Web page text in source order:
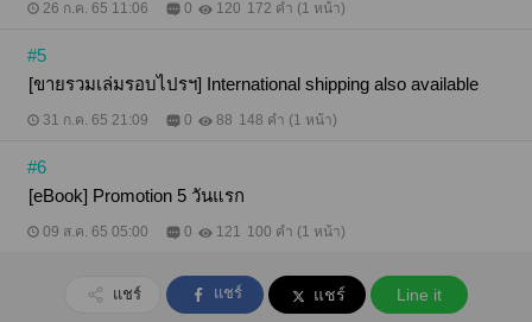
26 ก.ค. 65 11:06 0 120 172 คำ (1 หน้า)
#5
[ขายรวมเล่มรอบไปรฯ] International shipping also available
31 ก.ค. 65 21:09 0 88 148 คำ (1 หน้า)
#6
[eBook] Promotion 5 วันแรก
09 ส.ค. 65 05:00 0 121 100 คำ (1 หน้า)
แชร์ แชร์ แชร์ Line it